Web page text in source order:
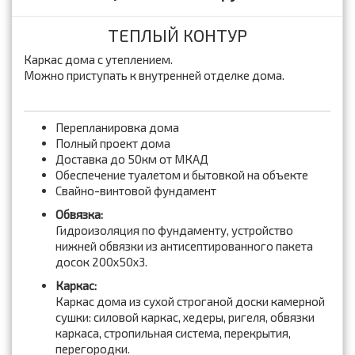
ТЕПЛЫЙ КОНТУР
Каркас дома с утеплением.
Можно приступать к внутренней отделке дома.
Перепланировка дома
Полный проект дома
Доставка до 50км от МКАД
Обеспечение туалетом и бытовкой на объекте
Свайно-винтовой фундамент
Обвязка:
Гидроизоляция по фундаменту, устройство
нижней обвязки из антисептированного пакета
досок 200x50x3.
Каркас:
Каркас дома из сухой строганой доски камерной
сушки: силовой каркас, хедеры, ригеля, обвязки
каркаса, стропильная система, перекрытия,
перегородки.